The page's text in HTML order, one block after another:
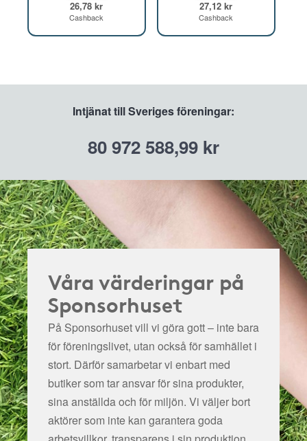
26,78 kr
Cashback
27,12 kr
Cashback
Intjänat till Sveriges föreningar:
80 972 588,99 kr
Våra värderingar på
Sponsorhuset
På Sponsorhuset vill vi göra gott – inte bara
för föreningslivet, utan också för samhället i
stort. Därför samarbetar vi enbart med
butiker som tar ansvar för sina produkter,
sina anställda och för miljön. Vi väljer bort
aktörer som inte kan garantera goda